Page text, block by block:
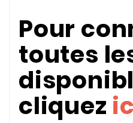
Pour
toutes
cliquez